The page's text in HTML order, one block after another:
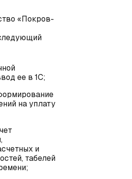
«Покров-
ее в 1С;
на уплату
и
табелей